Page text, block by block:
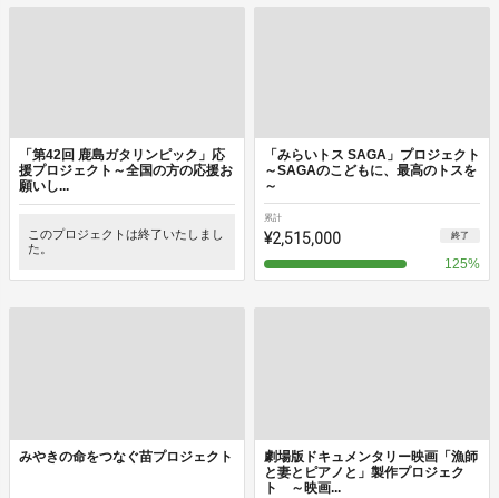
「第42回 鹿島ガタリンピック」応
援プロジェクト～全国の方の応援お
願いし...
このプロジェクトは終了いたしまし
た。
「みらいトス SAGA」プロジェクト
～SAGAのこどもに、最高のトスを
～
累計
¥2,515,000 終了
125%
みやきの命をつなぐ苗プロジェクト
劇場版ドキュメンタリー映画「漁師
と妻とピアノと」製作プロジェク
ト ～映画...